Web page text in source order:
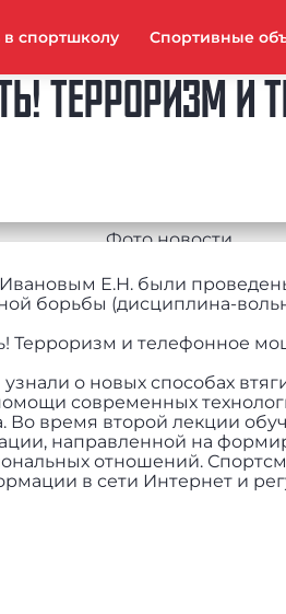
в спортшколу Спортивные
ТЕРРОРИЗМ И
Е.Н. были
борьбы (дисциплина-
Терроризм и телефонное
о новых способах
современных
Во время второй лекции
направленной на
отношений.
в сети Интернет и